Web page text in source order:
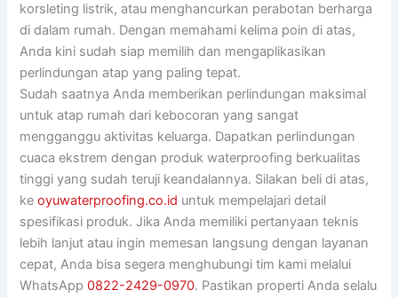
korsleting listrik, atau menghancurkan perabotan berharga
di dalam rumah. Dengan memahami kelima poin di atas,
Anda kini sudah siap memilih dan mengaplikasikan
perlindungan atap yang paling tepat.
Sudah saatnya Anda memberikan perlindungan maksimal
untuk atap rumah dari kebocoran yang sangat
mengganggu aktivitas keluarga. Dapatkan perlindungan
cuaca ekstrem dengan produk waterproofing berkualitas
tinggi yang sudah teruji keandalannya. Silakan beli di atas,
keoyuwaterproofing.co.id untuk mempelajari detail
spesifikasi produk. Jika Anda memiliki pertanyaan teknis
lebih lanjut atau ingin memesan langsung dengan layanan
cepat, Anda bisa segera menghubungi tim kami melalui
WhatsApp0822-2429-0970. Pastikan properti Anda selalu